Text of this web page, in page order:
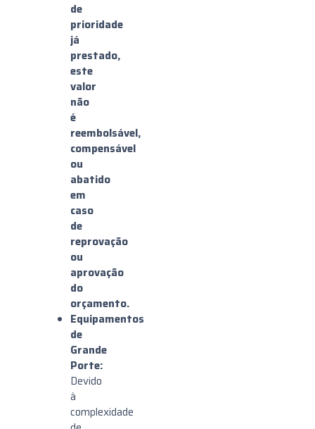
de
prioridade
já
prestado,
este
valor
não
é
reembolsável,
compensável
ou
abatido
em
caso
de
reprovação
ou
aprovação
do
orçamento.
Equipamentos
de
Grande
Porte:
Devido
à
complexidade